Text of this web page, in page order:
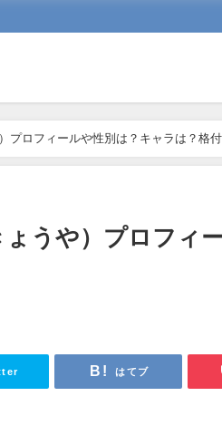
プロフィールや性別は？キャラは？格付
うや）プロフィ
はてブ